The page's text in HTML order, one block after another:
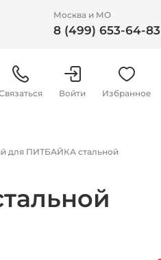
Москва и МО
8 (499) 653-64-83
Войти Избранное
для ПИТБАЙКА стальной